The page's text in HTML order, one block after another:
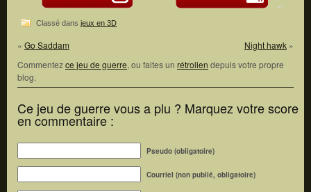
Classé dans jeux en 3D
« Go Saddam Night hawk »
Commentezce jeu de guerre, ou faites un rétrolien depuis votre propre
blog.
Ce jeu de guerre vous a plu ? Marquez votre score
en commentaire :
Pseudo (obligatoire)
Courriel (non publié, obligatoire)